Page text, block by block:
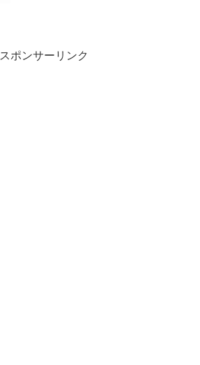
スポンサーリンク